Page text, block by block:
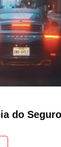
do